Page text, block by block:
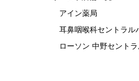
アイン薬局
耳鼻咽喉科セントラル
ローソン 中野セント